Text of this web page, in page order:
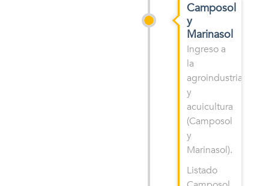
Camposol
y
Marinasol
Ingreso a
la
agroindustria
y
acuicultura
(Camposol
y
Marinasol).
Listado